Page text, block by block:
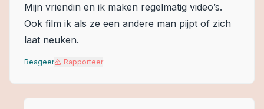
Mijn vriendin en ik maken regelmatig video’s.
Ook film ik als ze een andere man pijpt of zich
laat neuken.
Reageer Rapporteer